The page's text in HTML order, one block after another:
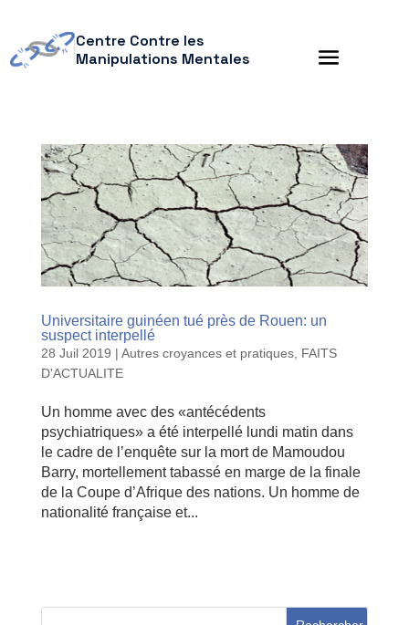
Centre Contre les
Manipulations Mentales
Universitaire guinéen tué près de Rouen: un
suspect interpellé
28 Juil 2019 | Autres croyances et pratiques, FAITS
D'ACTUALITE
Un homme avec des «antécédents
psychiatriques» a été interpellé lundi matin dans
le cadre de l’enquête sur la mort de Mamoudou
Barry, mortellement tabassé en marge de la finale
de la Coupe d’Afrique des nations. Un homme de
nationalité française et...